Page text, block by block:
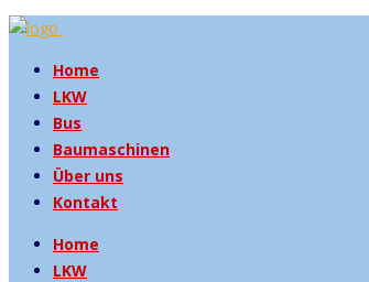
Home
LKW
Bus
Baumaschinen
Über uns
Kontakt
Home
LKW